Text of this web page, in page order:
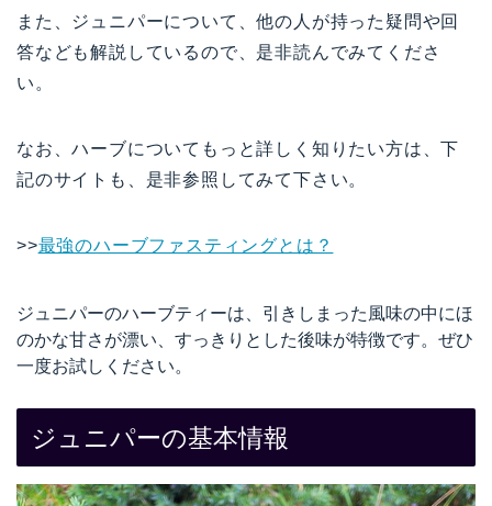
また、ジュニパーについて、他の人が持った疑問や回
答なども解説しているので、是非読んでみてくださ
い。
なお、ハーブについてもっと詳しく知りたい方は、下
記のサイトも、是非参照してみて下さい。
>>最強のハーブファスティングとは？
ジュニパーのハーブティーは、引きしまった風味の中にほ
のかな甘さが漂い、すっきりとした後味が特徴です。ぜひ
一度お試しください。
ジュニパーの基本情報